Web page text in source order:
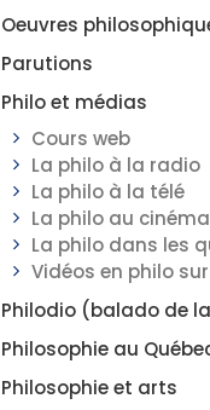
Oeuvres
Parutions
Philo et médias
Cours web
La philo à la radio
La philo à la télé
La philo au cinéma
La philo dans les
Vidéos en philo
Philodio (balado de
Philosophie au
Philosophie et arts